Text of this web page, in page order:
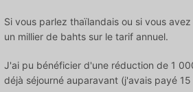
Si vous parlez thaïlandais ou si vous
un millier de bahts sur le tarif annuel.
J'ai pu bénéficier d'une réduction de 1
déjà séjourné auparavant (j'avais payé